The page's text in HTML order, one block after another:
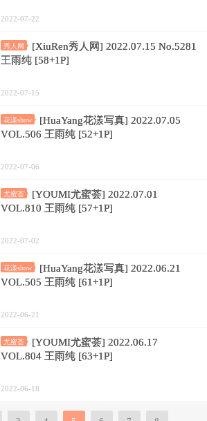
2022-07-22
秀人网
[XiuRen秀人网] 2022.07.15 No.5281
王雨纯 [58+1P]
2022-07-15
花漾show
[HuaYang花漾写真] 2022.07.05
VOL.506 王雨纯 [52+1P]
2022-07-06
尤蜜荟
[YOUMI尤蜜荟] 2022.07.01
VOL.810 王雨纯 [57+1P]
2022-07-02
花漾show
[HuaYang花漾写真] 2022.06.21
VOL.505 王雨纯 [61+1P]
2022-06-21
尤蜜荟
[YOUMI尤蜜荟] 2022.06.17
VOL.804 王雨纯 [63+1P]
2022-06-18